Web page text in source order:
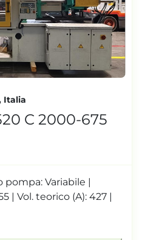
Italia
C 2000-675
pompa: Variabile |
| Vol. teorico (A): 427 |